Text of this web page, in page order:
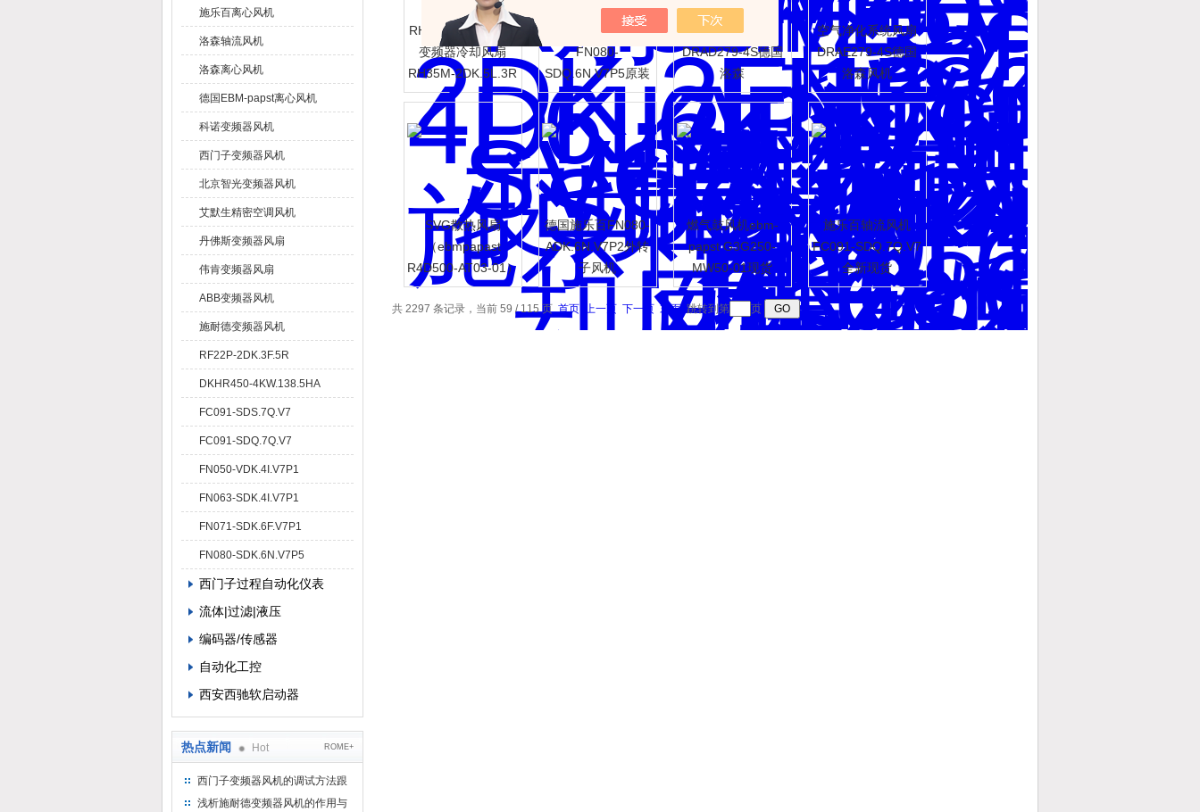
施乐百离心风机
洛森轴流风机
洛森离心风机
德国EBM-papst离心风机
科诺变频器风机
西门子变频器风机
北京智光变频器风机
艾默生精密空调风机
丹佛斯变频器风扇
伟肯变频器风扇
ABB变频器风机
施耐德变频器风机
RF22P-2DK.3F.5R
DKHR450-4KW.138.5HA
FC091-SDS.7Q.V7
FC091-SDQ.7Q.V7
FN050-VDK.4I.V7P1
FN063-SDK.4I.V7P1
FN071-SDK.6F.V7P1
FN080-SDK.6N.V7P5
西门子过程自动化仪表
流体|过滤|液压
编码器/传感器
自动化工控
西安西驰软启动器
热点新闻 Hot ROME+
西门子变频器风机的调试方法跟
步骤
浅析施耐德变频器风机的作用与
RH28M-2DK.3F.1R
变频器冷却风扇
RH35M-2DK.5L.3R
德国施乐百
机房冷库风扇
FN080-
SDQ.6N.V7P5原装
施乐百
测量室散热风扇
DRAD279-4S德国
洛森
空气净化系统风扇
DRAE279-4S德国
洛森风机
SVG散热风扇
（ebmpapast
R4D500-AT03-01）
德国施乐百FN080-
ADK.6N.V7P2外转
子风机
燃气鼓风机ebm-
papst G3G250-
MW50-01现货
施乐百轴流风机
FC091-SDQ.7Q.V7
全新现货
共 2297 条记录，当前 59 / 115 页首页 上一页 下一页 末页 跳转到第 页